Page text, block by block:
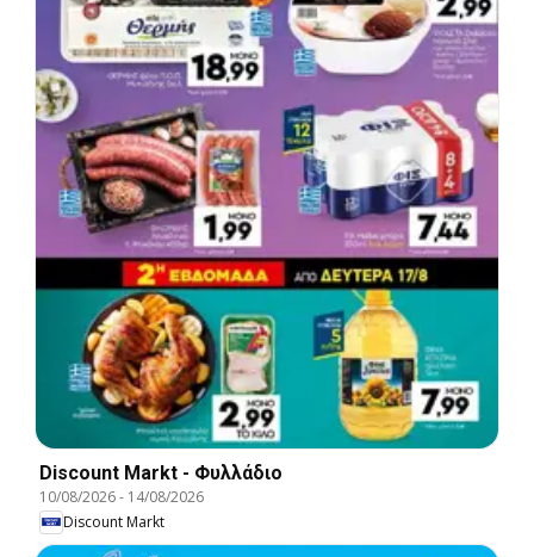
Discount Markt - Φυλλάδιο
10/08/2026- 14/08/2026
Discount Markt